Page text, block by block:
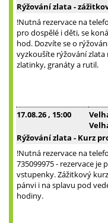
Rýžování zlata -
!Nutná rezervace na
pro dospělé i děti, se
hod. Dozvíte se o
vyzkoušíte rýžování
zlatinky, granáty a rutil.
17.08.26 , 15:00
Rýžování zlata - Kurz
!Nutná rezervace na
735099975 - rezervace je
vstupenky. Zážitkový
pánvi i na splavu pod
hodiny.